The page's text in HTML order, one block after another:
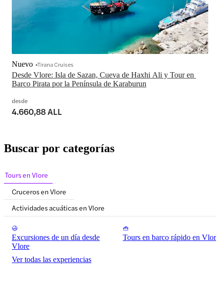
Desde Vlore: Isla de Sazan, Cueva de Haxhi Ali y Tour en
Barco Pirata por la Península de Karaburun
Nuevo Tirana Cruises
desde
4.660,88 ALL
Buscar por categorías
Tours en Vlore
Cruceros en Vlore
Actividades acuáticas en Vlore
Excursiones de un día desde
Vlore
Tours en barco rápido en Vlore
Ver todas las experiencias